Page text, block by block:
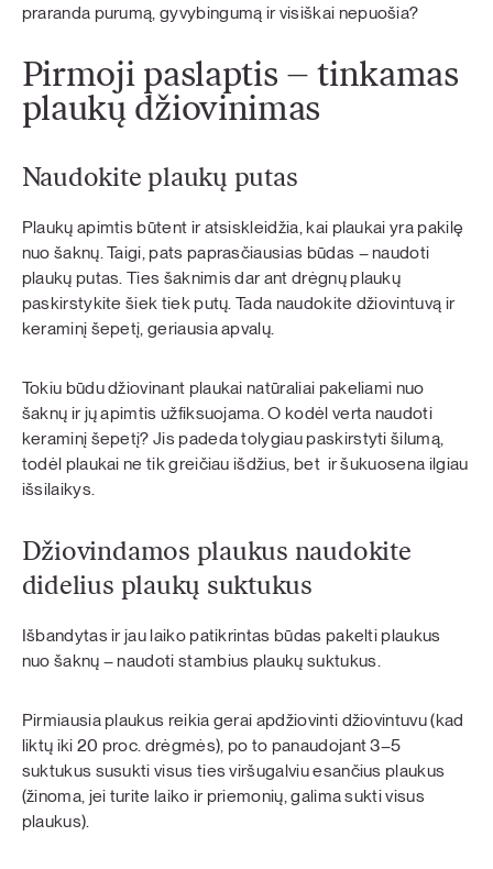
praranda purumą, gyvybingumą ir visiškai nepuošia?
Pirmoji paslaptis – tinkamas
plaukų džiovinimas
Naudokite plaukų putas
Plaukų apimtis būtent ir atsiskleidžia, kai plaukai yra pakilę
nuo šaknų. Taigi, pats paprasčiausias būdas – naudoti
plaukų putas. Ties šaknimis dar ant drėgnų plaukų
paskirstykite šiek tiek putų. Tada naudokite džiovintuvą ir
keraminį šepetį, geriausia apvalų.
Tokiu būdu džiovinant plaukai natūraliai pakeliami nuo
šaknų ir jų apimtis užfiksuojama. O kodėl verta naudoti
keraminį šepetį? Jis padeda tolygiau paskirstyti šilumą,
todėl plaukai ne tik greičiau išdžius, bet ir šukuosena ilgiau
išsilaikys.
Džiovindamos plaukus naudokite
didelius plaukų suktukus
Išbandytas ir jau laiko patikrintas būdas pakelti plaukus
nuo šaknų – naudoti stambius plaukų suktukus.
Pirmiausia plaukus reikia gerai apdžiovinti džiovintuvu (kad
liktų iki 20 proc. drėgmės), po to panaudojant 3–5
suktukus susukti visus ties viršugalviu esančius plaukus
(žinoma, jei turite laiko ir priemonių, galima sukti visus
plaukus).